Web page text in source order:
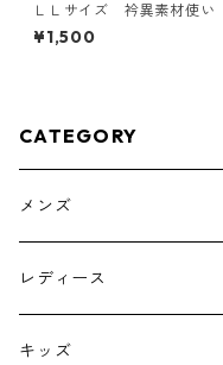
ＬＬサイズ 衿異素材使い
トッパーカーディガン グレ
ー KAE-4807
¥1,500
CATEGORY
メンズ
トップス
ボトムス
レディース
トップス
キッズ